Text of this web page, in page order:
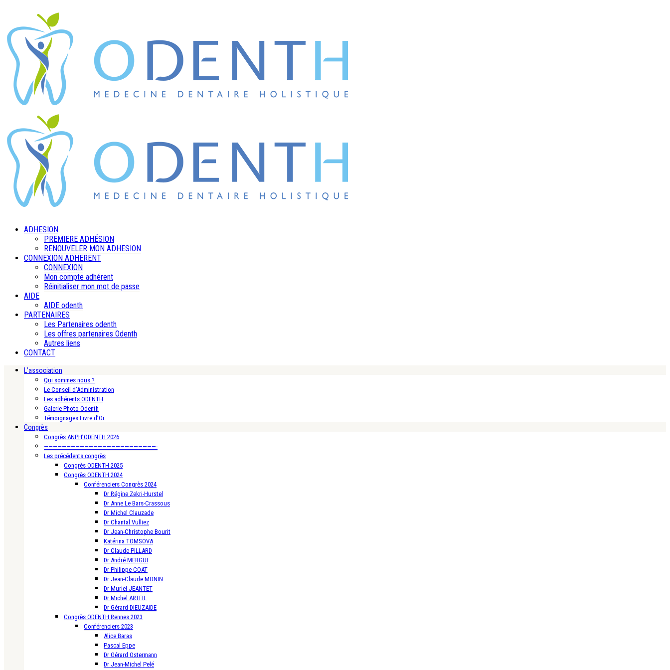
ADHESION
PREMIERE ADHÉSION
RENOUVELER MON ADHESION
CONNEXION ADHERENT
CONNEXION
Mon compte adhérent
Réinitialiser mon mot de passe
AIDE
AIDE odenth
PARTENAIRES
Les Partenaires odenth
Les offres partenaires Odenth
Autres liens
CONTACT
L’association
Qui sommes nous ?
Le Conseil d’Administration
Les adhérents ODENTH
Galerie Photo Odenth
Témoignages Livre d’Or
Congrès
Congrès ANPH’ODENTH 2026
—————————————————————————-
Les précédents congrès
Congrès ODENTH 2025
Congrès ODENTH 2024
Conférenciers Congrès 2024
Dr Régine Zekri-Hurstel
Dr Anne Le Bars-Crassous
Dr Michel Clauzade
Dr Chantal Vulliez
Dr Jean-Christophe Bourit
Katérina TOMSOVA
Dr Claude PILLARD
Dr André MERGUI
Dr Philippe COAT
Dr Jean-Claude MONIN
Dr Muriel JEANTET
Dr Michel ARTEIL
Dr Gérard DIEUZAIDE
Congrès ODENTH Rennes 2023
Conférenciers 2023
Alice Baras
Pascal Eppe
Dr Gérard Ostermann
Dr Jean-Michel Pelé